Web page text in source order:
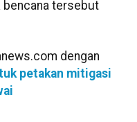
bencana tersebut
dengan
petakan mitigasi